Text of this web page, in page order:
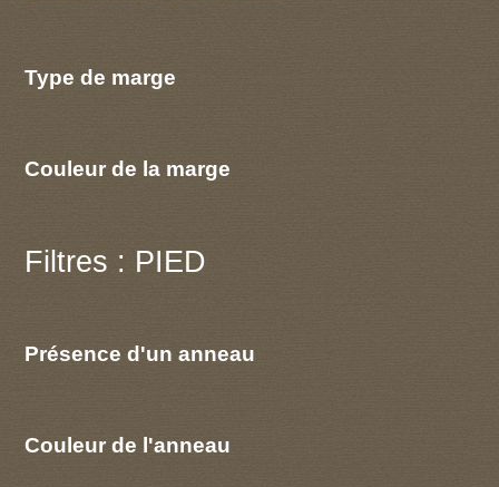
Type de marge
Couleur de la marge
Filtres : PIED
Présence d'un anneau
Couleur de l'anneau